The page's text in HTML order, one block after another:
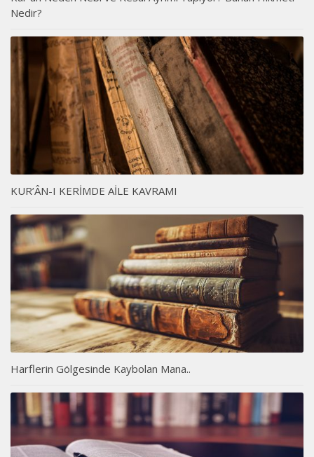
Nedir?
KUR’ÂN-I KERİMDE AİLE KAVRAMI
Harflerin Gölgesinde Kaybolan Mana..